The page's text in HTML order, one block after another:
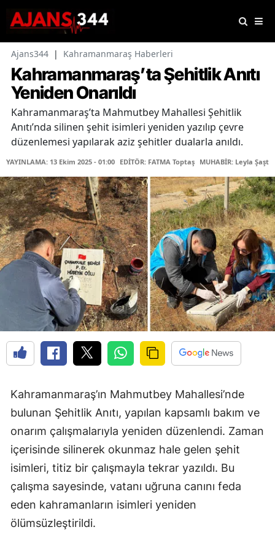
Ajans344 | Kahramanmaraş Haberleri
Kahramanmaraş’ta Şehitlik Anıtı
Yeniden Onarıldı
Kahramanmaraş’ta Mahmutbey Mahallesi Şehitlik
Anıtı’nda silinen şehit isimleri yeniden yazılıp çevre
düzenlemesi yapılarak aziz şehitler dualarla anıldı.
YAYINLAMA: 13 Ekim 2025 - 01:00 EDİTÖR: FATMA Toptaş MUHABİR: Leyla Şaştı
Kahramanmaraş’ın Mahmutbey Mahallesi’nde
bulunan Şehitlik Anıtı, yapılan kapsamlı bakım ve
onarım çalışmalarıyla yeniden düzenlendi. Zaman
içerisinde silinerek okunmaz hale gelen şehit
isimleri, titiz bir çalışmayla tekrar yazıldı. Bu
çalışma sayesinde, vatanı uğruna canını feda
eden kahramanların isimleri yeniden
ölümsüzleştirildi.